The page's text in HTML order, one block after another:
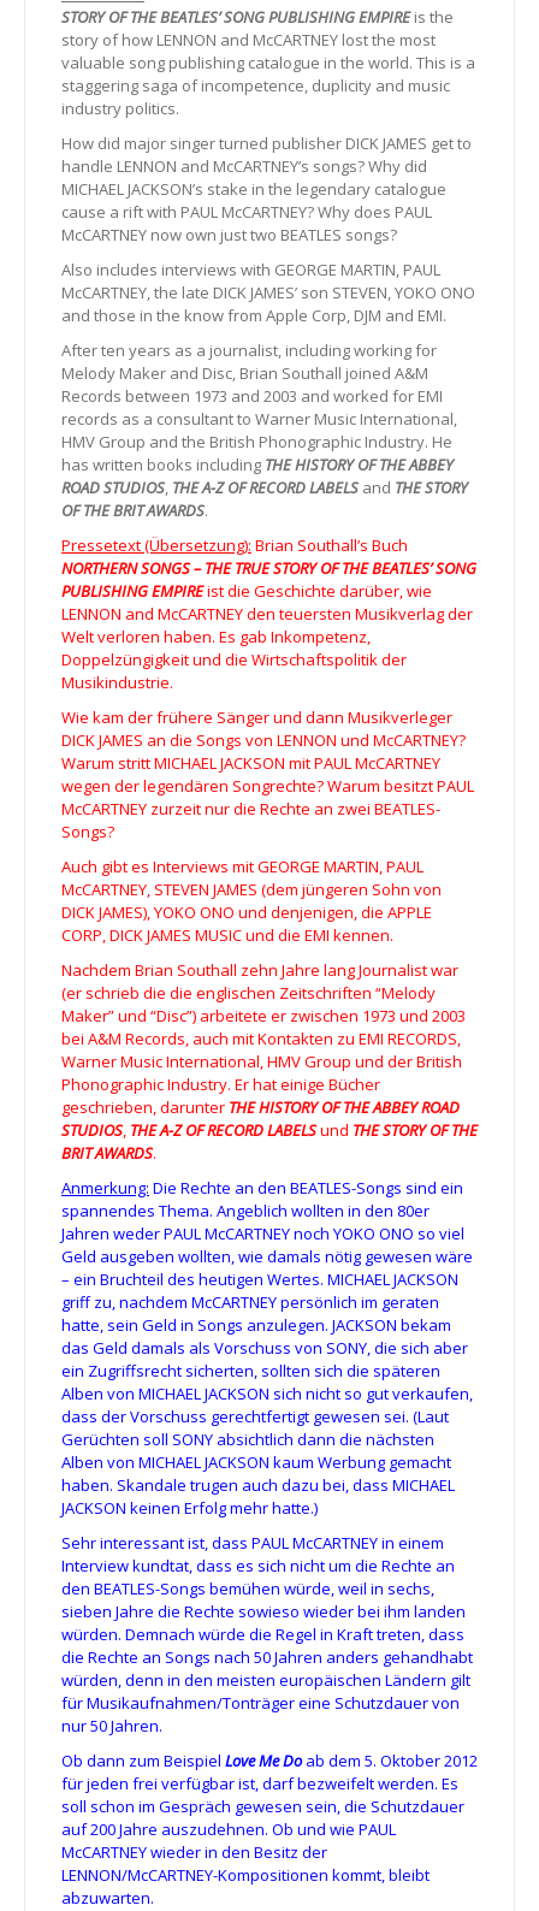
STORY OF THE BEATLES’ SONG PUBLISHING EMPIREis the
story of how LENNON and McCARTNEY lost the most
valuable song publishing catalogue in the world. This is a
staggering saga of incompetence, duplicity and music
industry politics.
How did major singer turned publisher DICK JAMES get to
handle LENNON and McCARTNEY’s songs? Why did
MICHAEL JACKSON’s stake in the legendary catalogue
cause a rift with PAUL McCARTNEY? Why does PAUL
McCARTNEY now own just two BEATLES songs?
Also includes interviews with GEORGE MARTIN, PAUL
McCARTNEY, the late DICK JAMES’ son STEVEN, YOKO ONO
and those in the know from Apple Corp, DJM and EMI.
After ten years as a journalist, including working for
Melody Maker and Disc, Brian Southall joined A&M
Records between 1973 and 2003 and worked for EMI
records as a consultant to Warner Music International,
HMV Group and the British Phonographic Industry. He
has written books including THE HISTORY OF THE ABBEY
ROAD STUDIOS, THE A-Z OF RECORD LABELS and THE STORY
OF THE BRIT AWARDS.
Pressetext (Übersetzung): Brian Southall’s Buch
NORTHERN SONGS – THE TRUE STORY OF THE BEATLES’ SONG
PUBLISHING EMPIREist die Geschichte darüber, wie
LENNON and McCARTNEY den teuersten Musikverlag der
Welt verloren haben. Es gab Inkompetenz,
Doppelzüngigkeit und die Wirtschaftspolitik der
Musikindustrie.
Wie kam der frühere Sänger und dann Musikverleger
DICK JAMES an die Songs von LENNON und McCARTNEY?
Warum stritt MICHAEL JACKSON mit PAUL McCARTNEY
wegen der legendären Songrechte? Warum besitzt PAUL
McCARTNEY zurzeit nur die Rechte an zwei BEATLES-
Songs?
Auch gibt es Interviews mit GEORGE MARTIN, PAUL
McCARTNEY, STEVEN JAMES (dem jüngeren Sohn von
DICK JAMES), YOKO ONO und denjenigen, die APPLE
CORP, DICK JAMES MUSIC und die EMI kennen.
Nachdem Brian Southall zehn Jahre lang Journalist war
(er schrieb die die englischen Zeitschriften “Melody
Maker” und “Disc”) arbeitete er zwischen 1973 und 2003
bei A&M Records, auch mit Kontakten zu EMI RECORDS,
Warner Music International, HMV Group und der British
Phonographic Industry. Er hat einige Bücher
geschrieben, darunter THE HISTORY OF THE ABBEY ROAD
STUDIOS, THE A-Z OF RECORD LABELSund THE STORY OF THE
BRIT AWARDS.
Anmerkung: Die Rechte an den BEATLES-Songs sind ein
spannendes Thema. Angeblich wollten in den 80er
Jahren weder PAUL McCARTNEY noch YOKO ONO so viel
Geld ausgeben wollten, wie damals nötig gewesen wäre
– ein Bruchteil des heutigen Wertes. MICHAEL JACKSON
griff zu, nachdem McCARTNEY persönlich im geraten
hatte, sein Geld in Songs anzulegen. JACKSON bekam
das Geld damals als Vorschuss von SONY, die sich aber
ein Zugriffsrecht sicherten, sollten sich die späteren
Alben von MICHAEL JACKSON sich nicht so gut verkaufen,
dass der Vorschuss gerechtfertigt gewesen sei. (Laut
Gerüchten soll SONY absichtlich dann die nächsten
Alben von MICHAEL JACKSON kaum Werbung gemacht
haben. Skandale trugen auch dazu bei, dass MICHAEL
JACKSON keinen Erfolg mehr hatte.)
Sehr interessant ist, dass PAUL McCARTNEY in einem
Interview kundtat, dass es sich nicht um die Rechte an
den BEATLES-Songs bemühen würde, weil in sechs,
sieben Jahre die Rechte sowieso wieder bei ihm landen
würden. Demnach würde die Regel in Kraft treten, dass
die Rechte an Songs nach 50 Jahren anders gehandhabt
würden, denn in den meisten europäischen Ländern gilt
für Musikaufnahmen/Tonträger eine Schutzdauer von
nur 50 Jahren.
Ob dann zum Beispiel Love Me Doab dem 5. Oktober 2012
für jeden frei verfügbar ist, darf bezweifelt werden. Es
soll schon im Gespräch gewesen sein, die Schutzdauer
auf 200 Jahre auszudehnen. Ob und wie PAUL
McCARTNEY wieder in den Besitz der
LENNON/McCARTNEY-Kompositionen kommt, bleibt
abzuwarten.